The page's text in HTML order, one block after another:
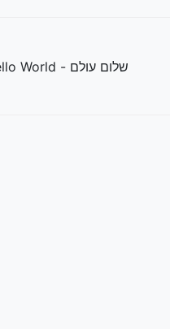
שלום עולם - Hello World